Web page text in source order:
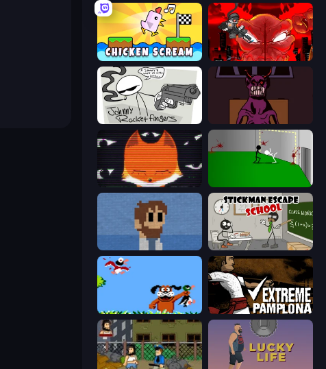
Chicken Scream Madness Accelerant
Johnny Rocketfingers Owner is Dead 2
SYNTAXIA
Stickman Escape School
Duck Hunt Extreme Pamplona